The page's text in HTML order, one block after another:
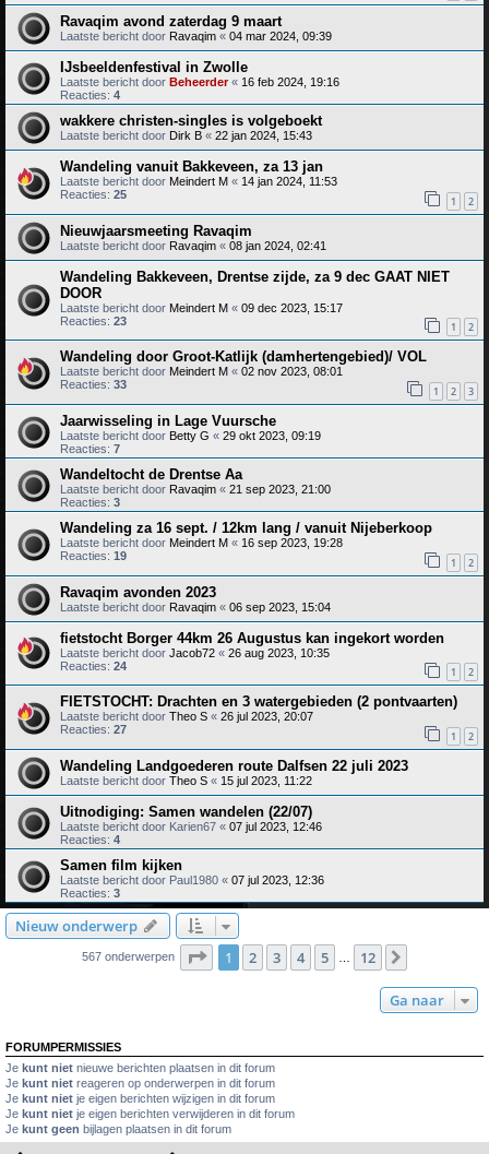
Ravaqim avond zaterdag 9 maart
Laatste bericht door Ravaqim « 04 mar 2024, 09:39
IJsbeeldenfestival in Zwolle
Laatste bericht door Beheerder« 16 feb 2024, 19:16
Reacties: 4
wakkere christen-singles is volgeboekt
Laatste bericht door Dirk B « 22 jan 2024, 15:43
Wandeling vanuit Bakkeveen, za 13 jan
Laatste bericht door Meindert M « 14 jan 2024, 11:53
Reacties: 25 1 2
Nieuwjaarsmeeting Ravaqim
Laatste bericht door Ravaqim « 08 jan 2024, 02:41
Wandeling Bakkeveen, Drentse zijde, za 9 dec GAAT NIET
DOOR
Laatste bericht door Meindert M « 09 dec 2023, 15:17
Reacties: 23 1 2
Wandeling door Groot-Katlijk (damhertengebied)/ VOL
Laatste bericht door Meindert M « 02 nov 2023, 08:01
Reacties: 33 1 2 3
Jaarwisseling in Lage Vuursche
Laatste bericht door Betty G « 29 okt 2023, 09:19
Reacties: 7
Wandeltocht de Drentse Aa
Laatste bericht door Ravaqim « 21 sep 2023, 21:00
Reacties: 3
Wandeling za 16 sept. / 12km lang / vanuit Nijeberkoop
Laatste bericht door Meindert M « 16 sep 2023, 19:28
Reacties: 19 1 2
Ravaqim avonden 2023
Laatste bericht door Ravaqim « 06 sep 2023, 15:04
fietstocht Borger 44km 26 Augustus kan ingekort worden
Laatste bericht door Jacob72 « 26 aug 2023, 10:35
Reacties: 24 1 2
FIETSTOCHT: Drachten en 3 watergebieden (2 pontvaarten)
Laatste bericht door Theo S « 26 jul 2023, 20:07
Reacties: 27 1 2
Wandeling Landgoederen route Dalfsen 22 juli 2023
Laatste bericht door Theo S « 15 jul 2023, 11:22
Uitnodiging: Samen wandelen (22/07)
Laatste bericht door Karien67 « 07 jul 2023, 12:46
Reacties: 4
Samen film kijken
Laatste bericht door Paul1980 « 07 jul 2023, 12:36
Reacties: 3
Nieuw onderwerp
567 onderwerpen Pagina van 12
1 2 3 4 5 12
Ga naar
FORUMPERMISSIES
Je kunt niet nieuwe berichten plaatsen in dit forum
Je kunt niet reageren op onderwerpen in dit forum
Je kunt niet je eigen berichten wijzigen in dit forum
Je kunt niet je eigen berichten verwijderen in dit forum
Je kunt geen bijlagen plaatsen in dit forum